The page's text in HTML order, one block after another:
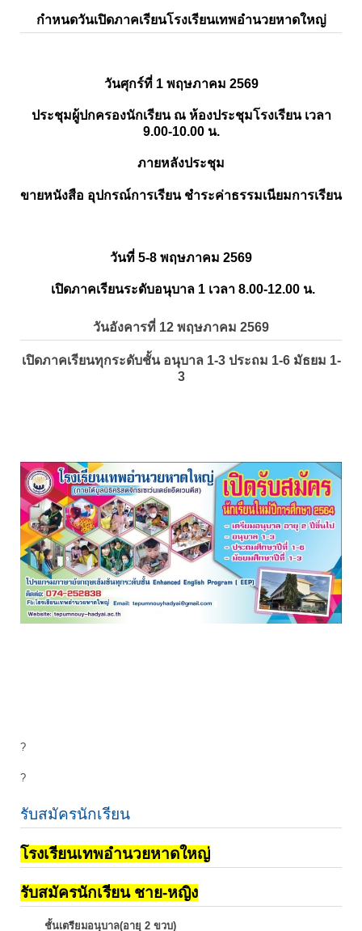
กำหนดวันเปิดภาคเรียนโรงเรียนเทพอำนวยหาดใหญ่
วันศุกร์ที่ 1 พฤษภาคม 2569
ประชุมผู้ปกครองนักเรียน ณ ห้องประชุมโรงเรียน เวลา
9.00-10.00 น.
ภายหลังประชุม
ขายหนังสือ อุปกรณ์การเรียน ชำระค่าธรรมเนียมการเรียน
วันที่ 5-8 พฤษภาคม 2569
เปิดภาคเรียนระดับอนุบาล 1 เวลา 8.00-12.00 น.
วันอังคารที่ 12 พฤษภาคม 2569
เปิดภาคเรียนทุกระดับชั้น อนุบาล 1-3 ประถม 1-6 มัธยม 1-
3
?
?
รับสมัครนักเรียน
โรงเรียนเทพอำนวยหาดใหญ่
รับสมัครนักเรียน ชาย-หญิง
ชั้นเตรียมอนุบาล(อายุ 2 ขวบ)